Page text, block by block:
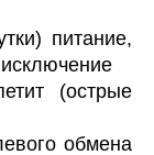
питание,
(острые
обмена